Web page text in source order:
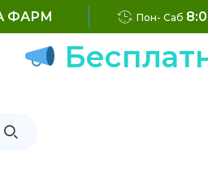
ФАРМ Пон- Саб
Бесплатна